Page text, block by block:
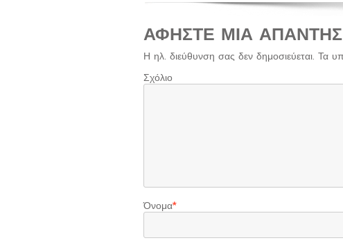
ΑΦΉΣΤΕ ΜΙΑ
Η ηλ. διεύθυνση σας δεν δημοσιεύεται. Τα
Σχόλιο
Όνομα*